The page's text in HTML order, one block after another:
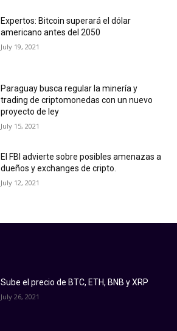
Expertos: Bitcoin superará el dólar
americano antes del 2050
July 19, 2021
Paraguay busca regular la minería y
trading de criptomonedas con un nuevo
proyecto de ley
July 15, 2021
El FBI advierte sobre posibles amenazas a
dueños y exchanges de cripto.
July 12, 2021
Sube el precio de BTC, ETH, BNB y XRP
July 26, 2021